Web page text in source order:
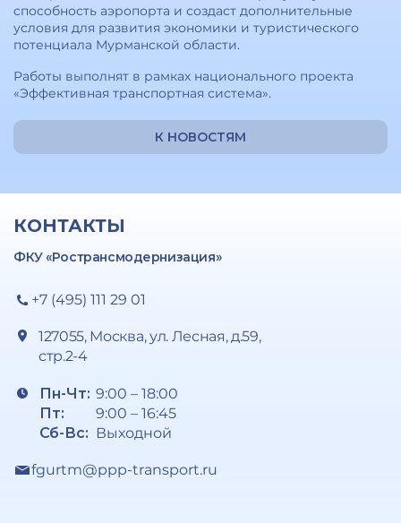
способность аэропорта и создаст дополнительные
условия для развития экономики и туристического
потенциала Мурманской области.
Работы выполнят в рамках национального проекта
«Эффективная транспортная система».
К НОВОСТЯМ
КОНТАКТЫ
ФКУ «Ространсмодернизация»
+7 (495) 111 29 01
127055, Москва, ул. Лесная, д.59,
стр.2-4
Пн-Чт:
Пт:
Сб-Вс:
9:00 – 18:00
9:00 – 16:45
Выходной
fgurtm@ppp-transport.ru